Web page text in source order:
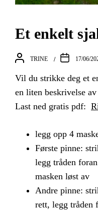
Et enkelt
TRINE 17/06/
Vil du strikke deg et
en liten beskrivelse
Last ned gratis pdf:
legg opp 4
Første pinne:
legg tråden
masken løst av
Andre pinne:
rett, legg tråden